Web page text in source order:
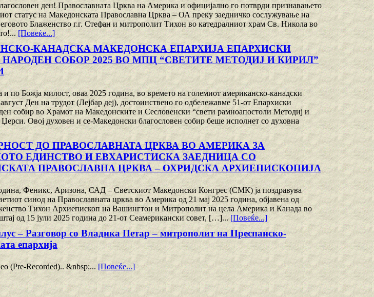
ден! Православната Црква на Америка и официјално го потврди признавањето
статус на Македонската Православна Црква – ОА преку заедничко сослужување на
Блаженство г.г. Стефан и митрополит Тихон во катедралниот храм Св. Никола во
[Повеќе...]
КАНАДСКА МАКЕДОНСКА ЕПАРХИЈА ЕПАРХИСКИ
СОБОР 2025 ВО МПЦ “СВЕТИТЕ МЕТОДИЈ И КИРИЛ”
и по Божја милост, оваа 2025 година, во времето на големиот американско-канадски
Ден на трудот (Лејбар деј), достоинствено го одбележавме 51-от Епархиски
собир во Храмот на Македонските и Сесловенски “свети рамноапостоли Методиј и
Овој духовен и се-Македонски благословен собир беше исполнет со духовна
ДО ПРАВОСЛАВНАТА ЦРКВА ВО АМЕРИКА ЗА
ЕДИНСТВО И ЕВХАРИСТИСКА ЗАЕДНИЦА СО
ПРАВОСЛАВНА ЦРКВА – ОХРИДСКА АРХИЕПИСКОПИЈА
Феникс, Аризона, САД – Светскиот Македонски Конгрес (СМК) ја поздравува
синод на Православната црква во Америка од 21 мај 2025 година, објавена од
Тихон Архиепископ на Вашингтон и Митрополит на цела Америка и Канада во
од 15 јули 2025 година до 21-от Сеамерикански совет, […]...[Повеќе...]
– Разговор со Владика Петар – митрополит на Преспанско-
епархија
(Pre-Recorded).. &nbsp;...[Повеќе...]